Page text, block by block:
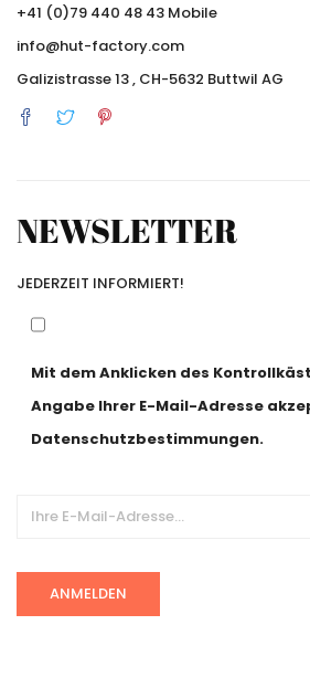
+41 (0)79 440 48 43 Mobile
info@hut-factory.com
Galizistrasse 13 , CH-5632 Buttwil AG
NEWSLETTER
JEDERZEIT INFORMIERT!
Mit dem Anklicken des
Angabe Ihrer E-Mail-Adresse
Datenschutzbestimmungen.